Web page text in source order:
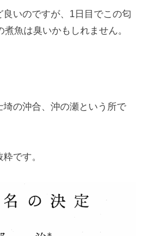
いのですが、1日目でこの匂
魚は臭いかもしれません。
の沖合、沖の瀬という所で
です。